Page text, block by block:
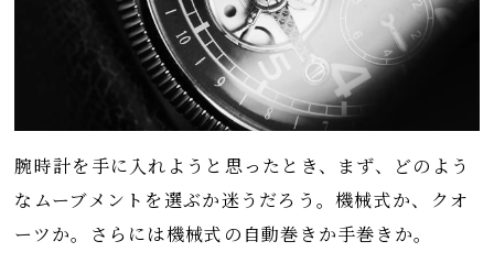
腕時計を手に入れようと思ったとき、まず、どのよう
なムーブメントを選ぶか迷うだろう。機械式か、クオ
ーツか。さらには機械式の自動巻きか手巻きか。